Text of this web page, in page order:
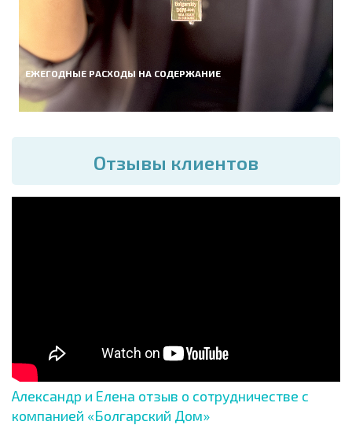
ЕЖЕГОДНЫЕ РАСХОДЫ НА СОДЕРЖАНИЕ
Отзывы клиентов
Александр и Елена отзыв о сотрудничестве с
компанией «Болгарский Дом»